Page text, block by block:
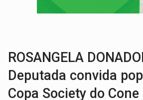
REGULARIZAÇÃO:Refis
ROSANGELA
Deputada convida
Copa Society do